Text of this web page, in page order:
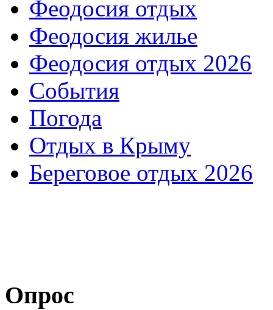
Феодосия отдых
Феодосия жилье
Феодосия отдых 2026
События
Погода
Отдых в Крыму
Береговое отдых 2026
Опрос